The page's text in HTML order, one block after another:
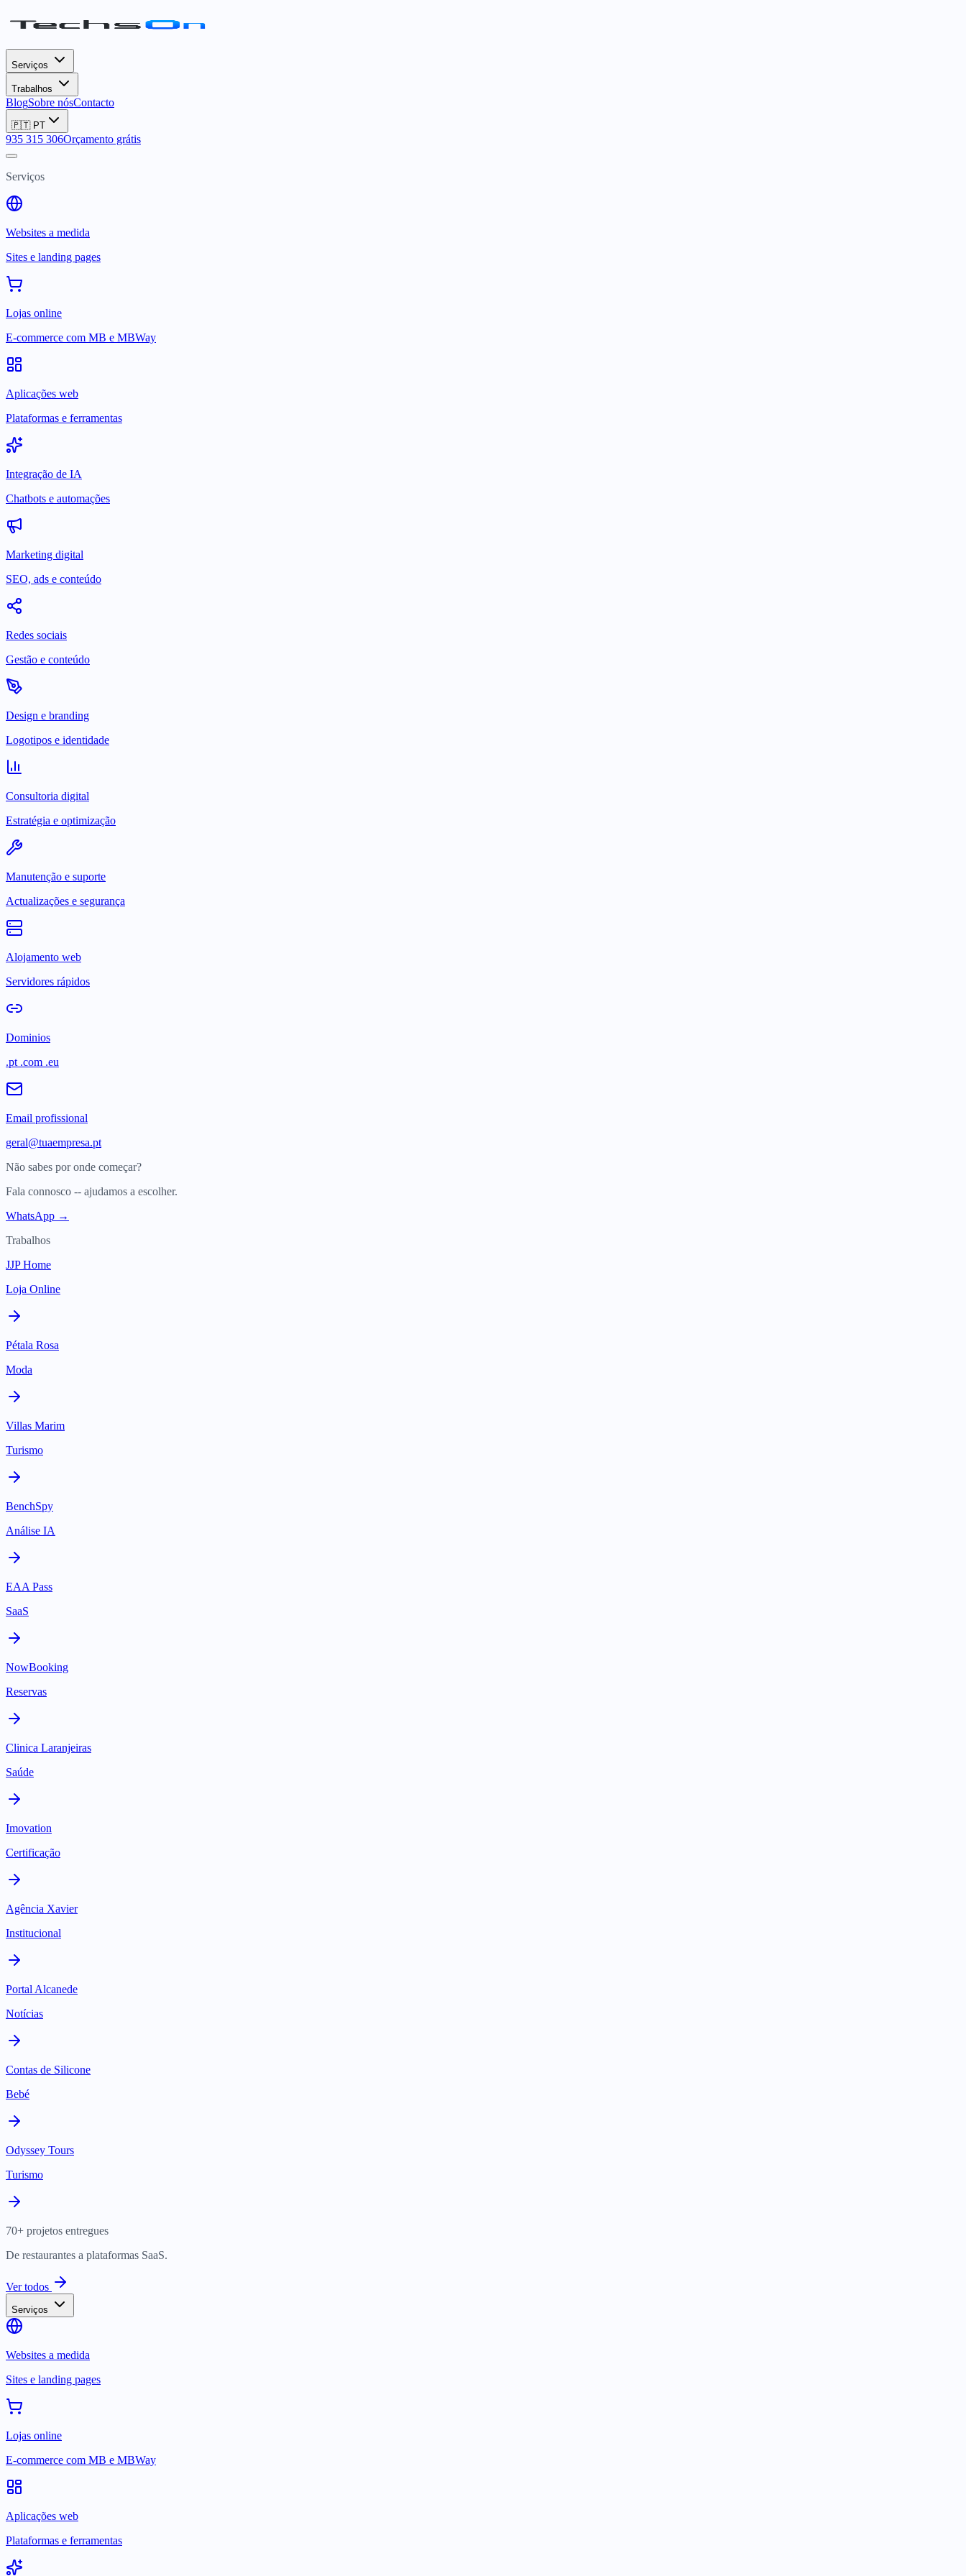
Serviços
Trabalhos
BlogSobre nósContacto
🇵🇹 PT
935 315 306Orçamento grátis
Serviços
Websites a medida
Sites e landing pages
Lojas online
E-commerce com MB e MBWay
Aplicações web
Plataformas e ferramentas
Integração de IA
Chatbots e automações
Marketing digital
SEO, ads e conteúdo
Redes sociais
Gestão e conteúdo
Design e branding
Logotipos e identidade
Consultoria digital
Estratégia e optimização
Manutenção e suporte
Actualizações e segurança
Alojamento web
Servidores rápidos
Dominios
.pt .com .eu
Email profissional
geral@tuaempresa.pt
Não sabes por onde começar?
Fala connosco -- ajudamos a escolher.
WhatsApp →
Trabalhos
JJP Home
Loja Online
Pétala Rosa
Moda
Villas Marim
Turismo
BenchSpy
Análise IA
EAA Pass
SaaS
NowBooking
Reservas
Clinica Laranjeiras
Saúde
Imovation
Certificação
Agência Xavier
Institucional
Portal Alcanede
Notícias
Contas de Silicone
Bebé
Odyssey Tours
Turismo
70+ projetos entregues
De restaurantes a plataformas SaaS.
Ver todos
Serviços
Websites a medida
Sites e landing pages
Lojas online
E-commerce com MB e MBWay
Aplicações web
Plataformas e ferramentas